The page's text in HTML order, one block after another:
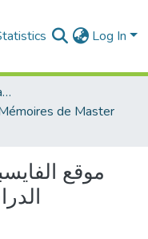
Log In
Faculté des Sciences Sociales
de Master
موقع